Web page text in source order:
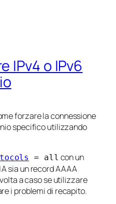
IPv4 o IPv6
forzare la connessione
specifico utilizzando
= all con un
sia un record AAAA
a caso se utilizzare
i problemi di recapito.